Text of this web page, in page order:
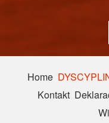
Home
Kontakt